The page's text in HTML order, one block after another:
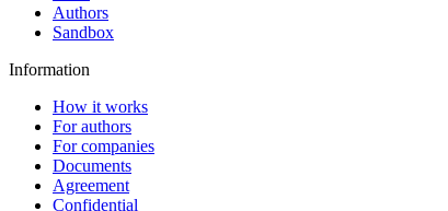
Authors
Sandbox
Information
How it works
For authors
For companies
Documents
Agreement
Confidential